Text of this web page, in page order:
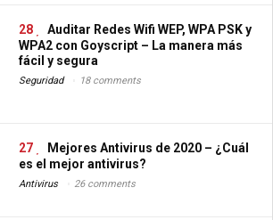
28
Auditar Redes Wifi WEP, WPA PSK y
WPA2 con Goyscript – La manera más
fácil y segura
Seguridad 18 comments
27
Mejores Antivirus de 2020 – ¿Cuál
es el mejor antivirus?
Antivirus 26 comments